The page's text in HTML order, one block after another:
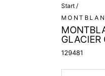
Start /
129481